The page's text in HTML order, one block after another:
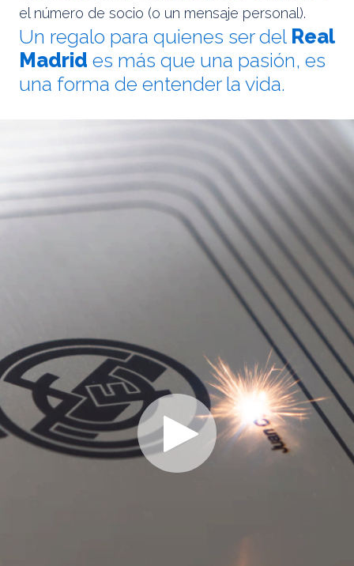
el número de socio (o un mensaje personal).
Un regalo para quienes ser del Real
Madrid es más que una pasión, es
una forma de entender la vida.